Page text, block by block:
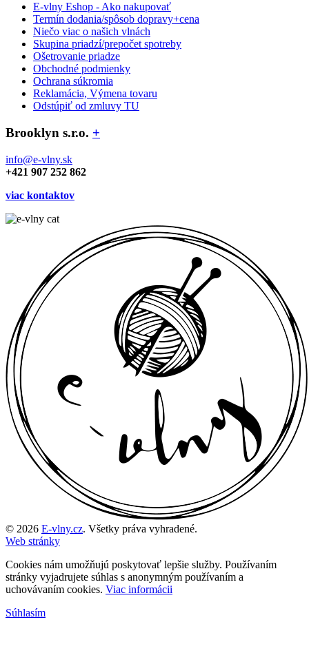
E-vlny Eshop - Ako nakupovať
Termín dodania/spôsob dopravy+cena
Niečo viac o našich vlnách
Skupina priadzí/prepočet spotreby
Ošetrovanie priadze
Obchodné podmienky
Ochrana súkromia
Reklamácia, Výmena tovaru
Odstúpiť od zmluvy TU
Brooklyn s.r.o. +
info@e-vlny.sk
+421 907 252 862
viac kontaktov
© 2026 E-vlny.cz. Všetky práva vyhradené.
Web stránky
Cookies nám umožňujú poskytovať lepšie služby. Používaním
stránky vyjadrujete súhlas s anonymným používaním a
uchovávaním cookies. Viac informácii
Súhlasím